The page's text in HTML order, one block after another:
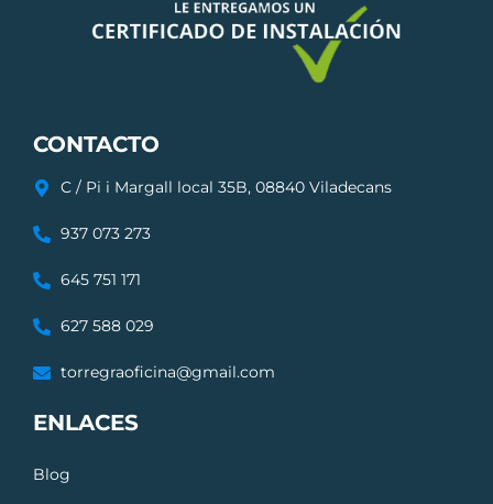
CONTACTO
C / Pi i Margall local 35B, 08840 Viladecans
937 073 273
645 751 171
627 588 029
torregraoficina@gmail.com
ENLACES
Blog